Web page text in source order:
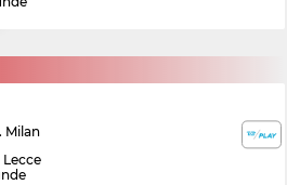
Milan
Lecce